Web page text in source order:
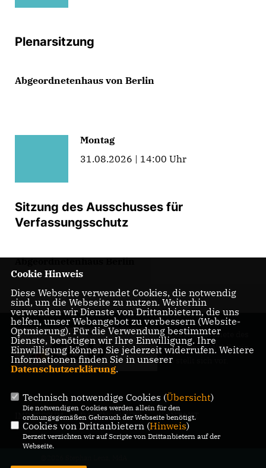
Plenarsitzung
Abgeordnetenhaus von Berlin
Montag
31.08.2026 | 14:00 Uhr
Sitzung des Ausschusses für
Verfassungsschutz
Abgeordnetenhaus Berlin
Der Abgeordnete des
Pankower Wahlkreis
6 stellt sich vor.
IMPRESSUM DATENSCHUTZ KONTAKT
Cookie Hinweis
Diese Webseite verwendet Cookies, die notwendig
sind, um die Webseite zu nutzen. Weiterhin
verwenden wir Dienste von Drittanbietern, die uns
helfen, unser Webangebot zu verbessern (Website-
Optmierung). Für die Verwendung bestimmter
Dienste, benötigen wir Ihre Einwilligung. Ihre
Einwilligung können Sie jederzeit widerrufen. Weitere
Informationen finden Sie in unserer
Datenschutzerklärung.
Technisch notwendige Cookies (Übersicht)
Die notwendigen Cookies werden allein für den
ordnungsgemäßen Gebrauch der Webseite benötigt.
Cookies von Drittanbietern (Hinweis)
Derzeit verzichten wir auf Scripte von Drittanbietern auf der
Webseite.